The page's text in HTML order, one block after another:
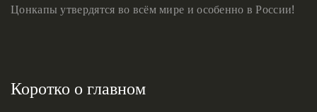
Цонкапы утвердятся во всём мире и особенно в России!
Коротко о главном